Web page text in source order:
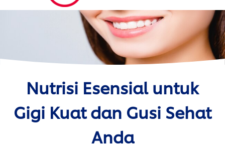
Misi Kami
Tips Kesehatan Gigi
Professional
Pepsodent Expert
Pepsodent Ultra White
Tanya Dokter Gigi
Nutrisi Esensial untuk
Gigi Kuat dan Gusi Sehat
Anda